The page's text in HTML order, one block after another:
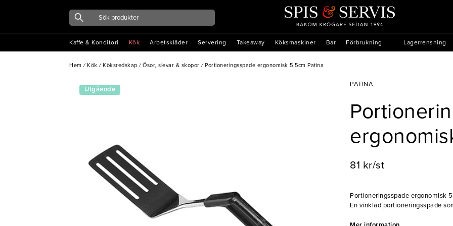
Kaffe & Konditori Kök Arbetskläder Servering Takeaway Köksmaskiner Bar Förbrukning Lagerrensning
Hem / Kök / Köksredskap / Ösor, slevar & skopor / Portioneringsspade ergonomisk 5,5cm Patina
Utgående
PATINA
81 kr/st
Portioneringsspade ergonomisk
En vinklad portioneringsspade